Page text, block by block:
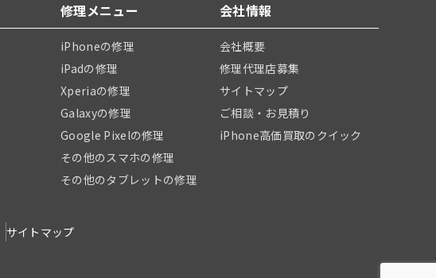
修理メニュー
iPhoneの修理
iPadの修理
Xperiaの修理
Galaxyの修理
Google Pixelの修理
その他のスマホの修理
その他のタブレットの修理
会社情報
会社概要
修理代理店募集
サイトマップ
ご相談・お見積り
iPhone高価買取のクイック
サイトマップ